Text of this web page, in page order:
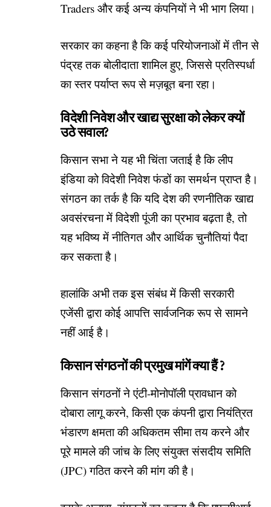
Traders और कई अन्य कंपनियों ने भी भाग लिया।
सरकार का कहना है कि कई परियोजनाओं में तीन से
पंद्रह तक बोलीदाता शामिल हुए, जिससे प्रतिस्पर्धा
का स्तर पर्याप्त रूप से मज़बूत बना रहा।
विदेशी निवेश और खाद्य सुरक्षा को लेकर क्यों
उठे सवाल?
किसान सभा ने यह भी चिंता जताई है कि लीप
इंडिया को विदेशी निवेश फंडों का समर्थन प्राप्त है।
संगठन का तर्क है कि यदि देश की रणनीतिक खाद्य
अवसंरचना में विदेशी पूंजी का प्रभाव बढ़ता है, तो
यह भविष्य में नीतिगत और आर्थिक चुनौतियां पैदा
कर सकता है।
हालांकि अभी तक इस संबंध में किसी सरकारी
एजेंसी द्वारा कोई आपत्ति सार्वजनिक रूप से सामने
नहीं आई है।
किसान संगठनों की प्रमुख मांगें क्या हैं ?
किसान संगठनों ने एंटी-मोनोपॉली प्रावधान को
दोबारा लागू करने, किसी एक कंपनी द्वारा नियंत्रित
भंडारण क्षमता की अधिकतम सीमा तय करने और
पूरे मामले की जांच के लिए संयुक्त संसदीय समिति
(JPC) गठित करने की मांग की है।